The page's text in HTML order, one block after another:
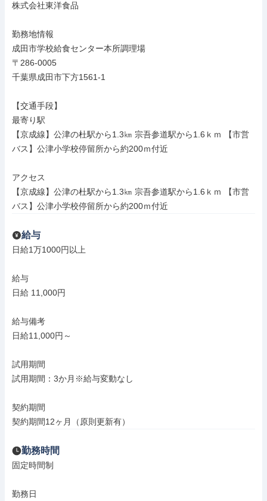
株式会社東洋食品
勤務地情報
成田市学校給食センター本所調理場
〒286-0005
千葉県成田市下方1561-1
【交通手段】
最寄り駅
【京成線】公津の杜駅から1.3㎞ 宗吾参道駅から1.6ｋｍ 【市営
バス】公津小学校停留所から約200ｍ付近
アクセス
【京成線】公津の杜駅から1.3㎞ 宗吾参道駅から1.6ｋｍ 【市営
バス】公津小学校停留所から約200ｍ付近
給与
日給1万1000円以上
給与
日給 11,000円
給与備考
日給11,000円～
試用期間
試用期間：3か月※給与変動なし
契約期間
契約期間12ヶ月（原則更新有）
勤務時間
固定時間制
勤務日